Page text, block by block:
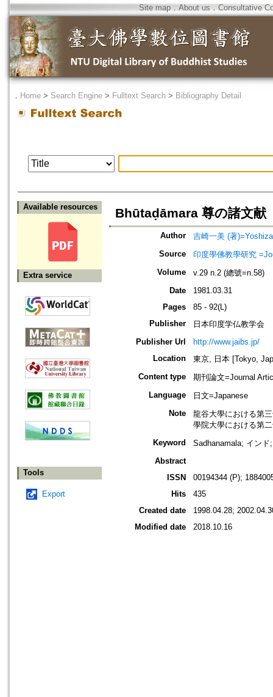
Site map．About us ． Consultative
． Home > Search Engine > Fulltext Search > Bibliography Detail
Available resources
Extra service
Tools
Export
Bhūtaḍāmara 尊の諸文献
Author
吉崎一美 (著
Source
印度學佛教學研究
Volume
v.29 n.2 (總號=n.58)
Date
1981.03.31
Pages
85 - 92(L)
Publisher
日本印度学仏教学会
Publisher Url
http://www.jaibs.jp/
Location
東京, 日本 [Tokyo,
Content type
期刊論文=Journal
Language
日文=Japanese
Note
龍谷大學における第
學院大學における第
Keyword
Sadhanamala; イン
Abstract
ISSN
00194344 (P);
Hits
435
Created date
1998.04.28;
Modified date
2018.10.16